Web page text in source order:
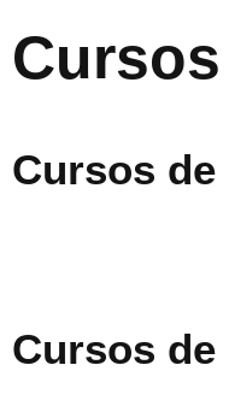
Cursos de
Cursos de